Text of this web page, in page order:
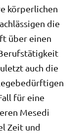
körperlichen
die
über einen
auch die
für eine
Mesedi
Zeit und